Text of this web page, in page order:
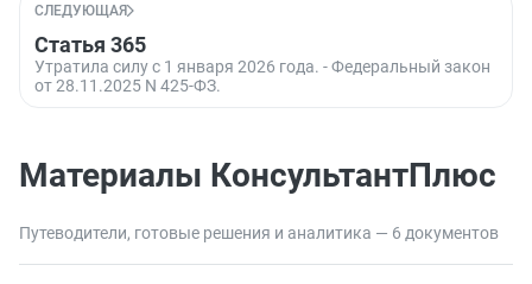
СЛЕДУЮЩАЯ
Статья 365
Утратила силу с 1 января 2026 года. - Федеральный закон
от 28.11.2025 N 425-ФЗ.
Материалы КонсультантПлюс
Путеводители, готовые решения и аналитика — 6 документов